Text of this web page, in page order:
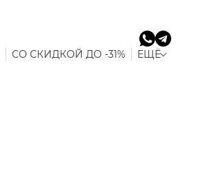
СО СКИДКОЙ ДО -31% ЕЩЁ